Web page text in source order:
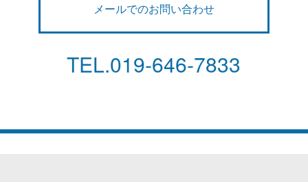
メールでのお問い合わせ
TEL.019-646-7833